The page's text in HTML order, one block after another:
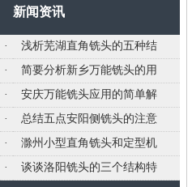
新闻资讯
·
浅析芜湖直角铣头的五种结
·
简要分析新乡万能铣头的用
·
安庆万能铣头应用的简单解
·
总结五点安阳侧铣头的注意
·
滁州小型直角铣头和定型机
·
谈谈洛阳铣头的三个结构特